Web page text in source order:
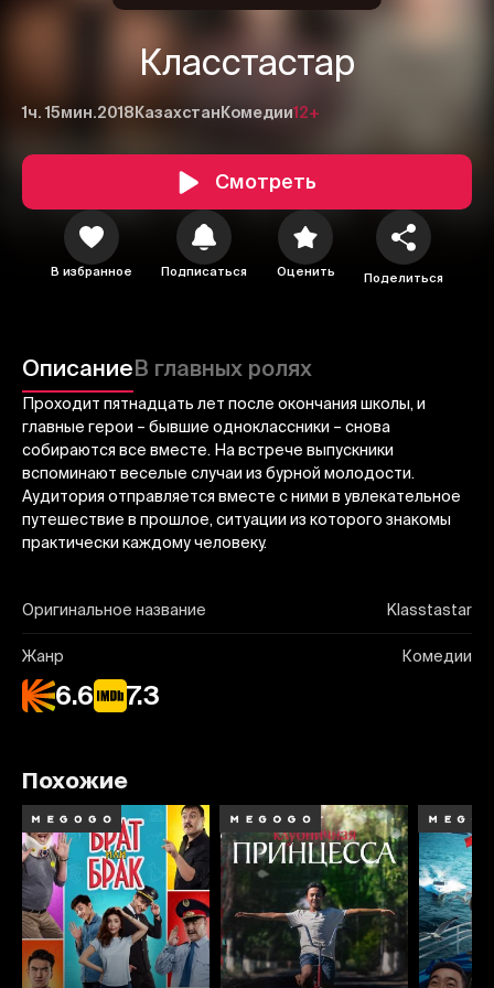
Класстастар
1ч. 15мин.2018 Казахстан Комедии12+
Смотреть
В избранное Подписаться Оценить Поделиться
ОписаниеВ главных ролях
Проходит пятнадцать лет после окончания школы, и
главные герои – бывшие одноклассники – снова
собираются все вместе. На встрече выпускники
вспоминают веселые случаи из бурной молодости.
Аудитория отправляется вместе с ними в увлекательное
путешествие в прошлое, ситуации из которого знакомы
практически каждому человеку.
Оригинальное название Klasstastar
Жанр Комедии
6.6 7.3
3
Отправить
Похожие